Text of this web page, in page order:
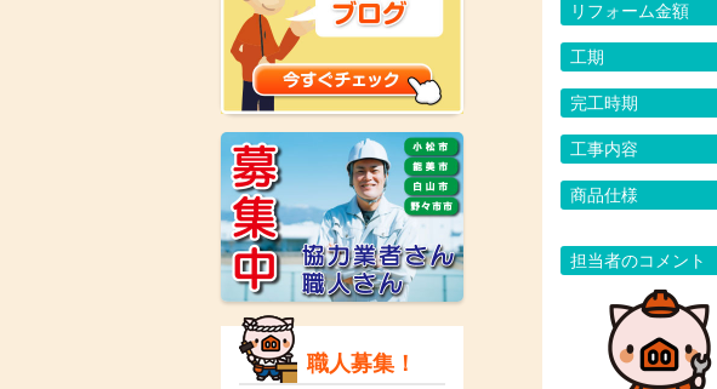
リフォーム金額
工期
完工時期
工事内容
商品仕様
担当者のコメント
羽咋店
金沢田上店
職人募集！